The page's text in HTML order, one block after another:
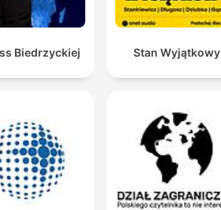
Biedrzyckiej Stan Wyjątkowy